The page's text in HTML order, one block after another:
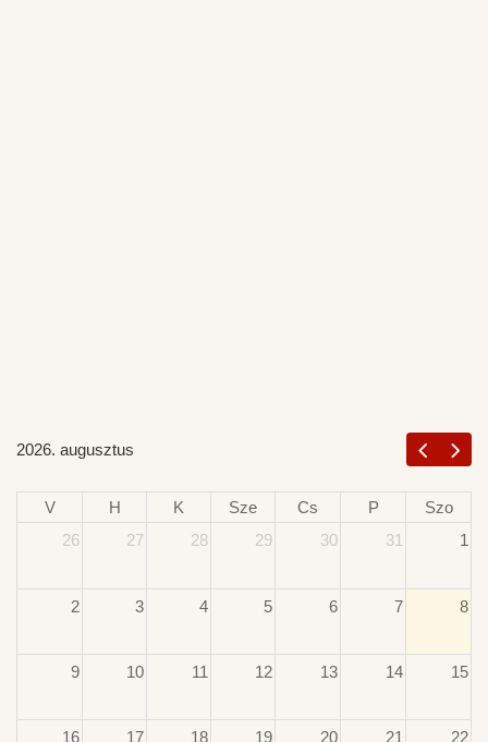
2026. augusztus
V H K Sze Cs P
Szo
26
27 28 29 30 31 1
2 3 4 5 6 7 8
9 10 11 12 13 14 15
16 17 18 19 20 21 22